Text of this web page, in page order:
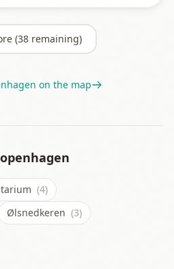
(38remaining)
on the map
(4)
Ølsnedkeren (3)